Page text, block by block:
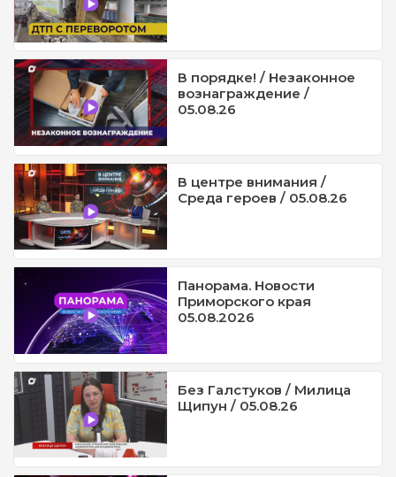
В порядке! / Незаконное
вознаграждение /
05.08.26
В центре внимания /
Среда героев / 05.08.26
Панорама. Новости
Приморского края
05.08.2026
Без Галстуков / Милица
Щипун / 05.08.26